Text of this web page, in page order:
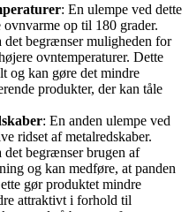
: En ulempe ved dette
op til 180 grader.
begrænser muligheden for
ovntemperaturer. Dette
og kan gøre det mindre
produkter, der kan tåle
: En anden ulempe ved
ridset af metalredskaber.
begrænser brugen af
og kan medføre, at panden
gør produktet mindre
attraktivt i forhold til